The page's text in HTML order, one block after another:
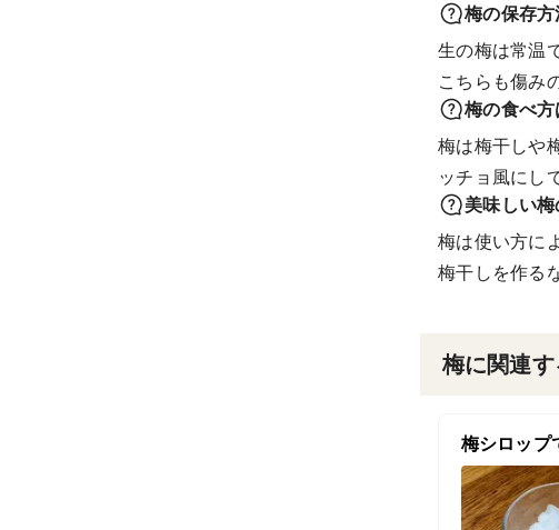
梅の保存方
生の梅は常温
こちらも傷み
梅の食べ方
梅は梅干しや
ッチョ風にし
美味しい梅
梅は使い方に
梅干しを作る
梅に関連
梅シロップ